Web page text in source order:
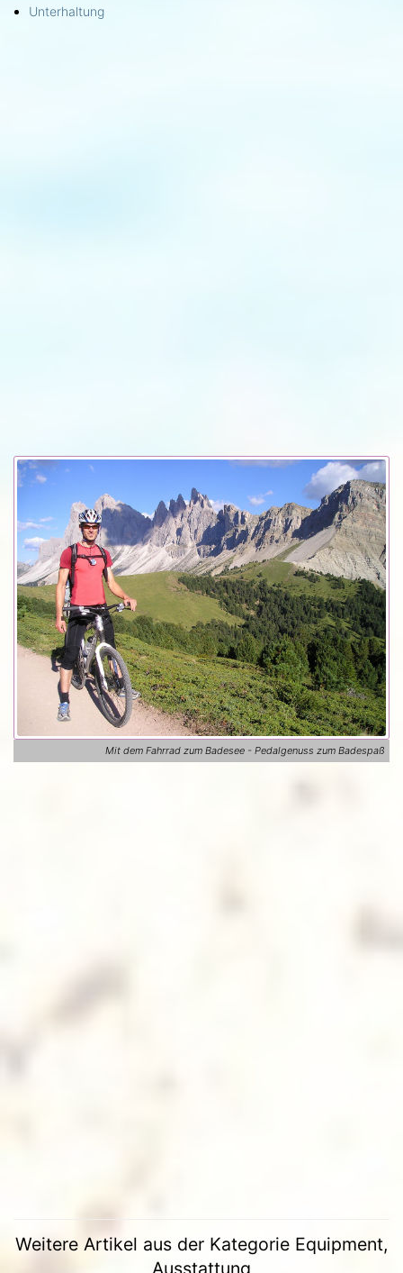
Unterhaltung
Mit dem Fahrrad zum Badesee - Pedalgenuss zum Badespaß
Weitere Artikel aus der Kategorie Equipment,
Ausstattung